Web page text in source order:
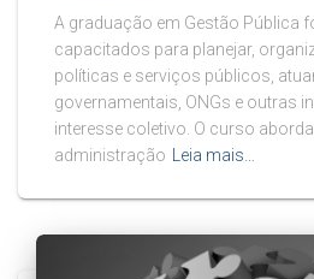
A graduação em Gestão Pública
capacitados para planejar,
políticas e serviços públicos,
governamentais, ONGs e outras
interesse coletivo. O curso
administração Leia mais…